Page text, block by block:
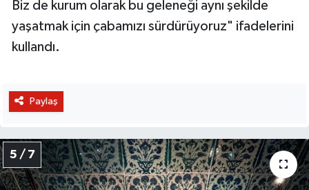
Biz de kurum olarak bu geleneği aynı şekilde
yaşatmak için çabamızı sürdürüyoruz" ifadelerini
kullandı.
Paylaş
5 / 7